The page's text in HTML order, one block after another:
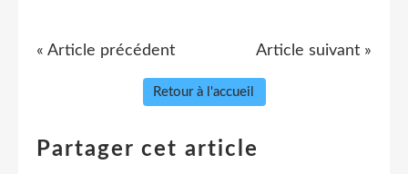
« Article précédent Article suivant »
Retour à l'accueil
Partager cet article